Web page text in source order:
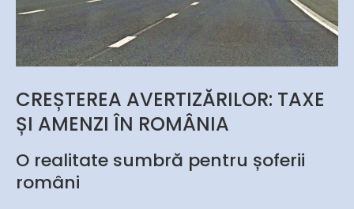
CREȘTEREA AVERTIZĂRILOR: TAXE
ȘI AMENZI ÎN ROMÂNIA
O realitate sumbră pentru șoferii
români